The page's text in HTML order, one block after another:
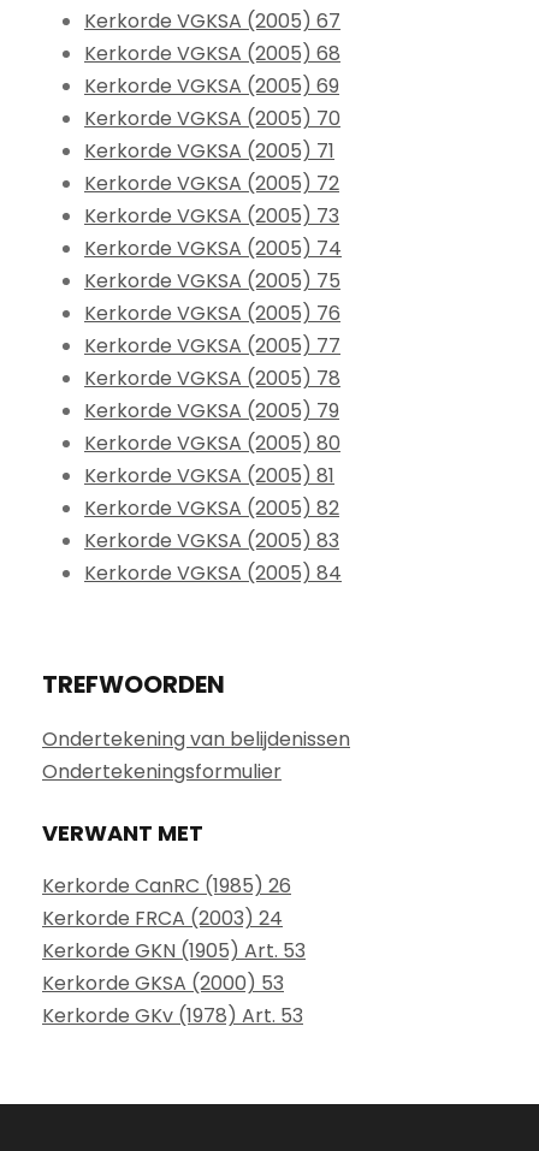
Kerkorde VGKSA (2005) 67
Kerkorde VGKSA (2005) 68
Kerkorde VGKSA (2005) 69
Kerkorde VGKSA (2005) 70
Kerkorde VGKSA (2005) 71
Kerkorde VGKSA (2005) 72
Kerkorde VGKSA (2005) 73
Kerkorde VGKSA (2005) 74
Kerkorde VGKSA (2005) 75
Kerkorde VGKSA (2005) 76
Kerkorde VGKSA (2005) 77
Kerkorde VGKSA (2005) 78
Kerkorde VGKSA (2005) 79
Kerkorde VGKSA (2005) 80
Kerkorde VGKSA (2005) 81
Kerkorde VGKSA (2005) 82
Kerkorde VGKSA (2005) 83
Kerkorde VGKSA (2005) 84
TREFWOORDEN
Ondertekening van belijdenissen
Ondertekeningsformulier
VERWANT MET
Kerkorde CanRC (1985) 26
Kerkorde FRCA (2003) 24
Kerkorde GKN (1905) Art. 53
Kerkorde GKSA (2000) 53
Kerkorde GKv (1978) Art. 53